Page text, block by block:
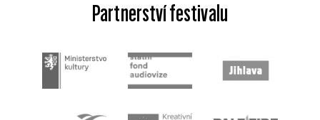
Partnerství festivalu